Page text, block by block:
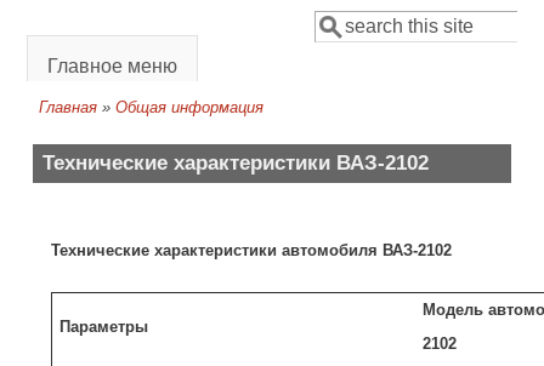
Форма поиска
Поиск
Главное меню
Главная » Общая информация
Технические характеристики ВАЗ-2102
Технические характеристики автомобиля ВАЗ-2102
Параметры
Модель
2102